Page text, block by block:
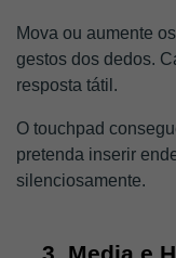
Mova ou aumente
gestos dos dedos.
resposta tátil.
O touchpad
pretenda inserir
silenciosamente.